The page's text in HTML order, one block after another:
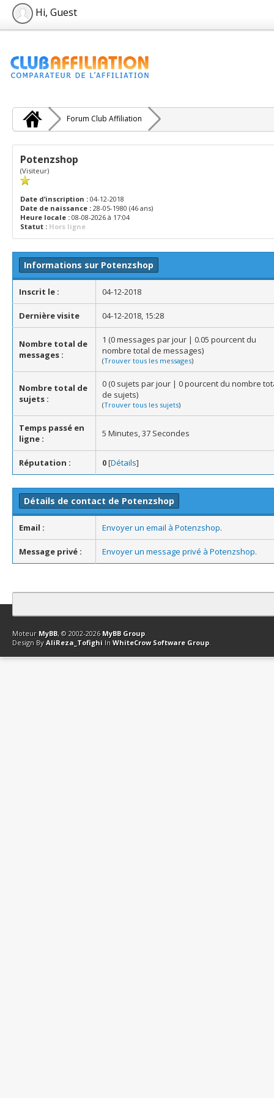
Hi, Guest
Forum Club Affiliation
Potenzshop
(Visiteur)
Date d’inscription : 04-12-2018
Date de naissance : 28-05-1980 (46 ans)
Heure locale : 08-08-2026 à 17:04
Statut : Hors ligne
Informations sur Potenzshop
Inscrit le : 04-12-2018
Dernière visite 04-12-2018, 15:28
Nombre total de
messages :
1 (0 messages par jour | 0.05 pourcent du
nombre total de messages)
(Trouver tous les messages)
Nombre total de
sujets :
0 (0 sujets par jour | 0 pourcent du nombre
de sujets)
(Trouver tous les sujets)
Temps passé en
ligne :
5 Minutes, 37 Secondes
Réputation : 0[Détails]
Détails de contact de Potenzshop
Email : Envoyer un email à Potenzshop.
Message privé : Envoyer un message privé à Potenzshop.
Contact Club Affiliation Retourner en haut Version bas-débit
Moteur MyBB, © 2002-2026 MyBB Group.
Design By AliReza_Tofighi In WhiteCrow Software Group.